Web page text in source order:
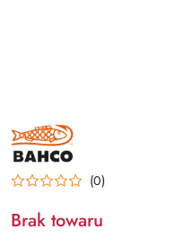
BAHCO
(0)
Brak towaru